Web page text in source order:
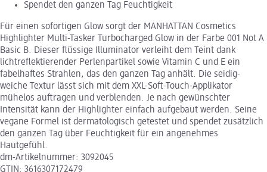
Spendet den ganzen Tag Feuchtigkeit
Für einen sofortigen Glow sorgt der MANHATTAN Cosmetics
Highlighter Multi-Tasker Turbocharged Glow in der Farbe 001 Not A
Basic B. Dieser flüssige Illuminator verleiht dem Teint dank
lichtreflektierender Perlenpartikel sowie Vitamin C und E ein
fabelhaftes Strahlen, das den ganzen Tag anhält. Die seidig-
weiche Textur lässt sich mit dem XXL-Soft-Touch-Applikator
mühelos auftragen und verblenden. Je nach gewünschter
Intensität kann der Highlighter einfach aufgebaut werden. Seine
vegane Formel ist dermatologisch getestet und spendet zusätzlich
den ganzen Tag über Feuchtigkeit für ein angenehmes
Hautgefühl.
dm-Artikelnummer: 3092045
GTIN: 3616307172479